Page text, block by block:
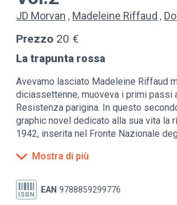
JD Morvan Madeleine Riffaud
Prezzo 20 €
La trapunta rossa
Avevamo lasciato Madeleine Riffaud
diciassettenne, muoveva i primi passi
Resistenza parigina. In questo
graphic novel dedicato alla sua vita la
1942, inserita nel Fronte Nazionale
termine il proprio addestramento in
nome in codice è “Rainer”, in onore del
preferito, Rainer Maria Rilke. Sembra
Mostra di più
EAN 9788859299776